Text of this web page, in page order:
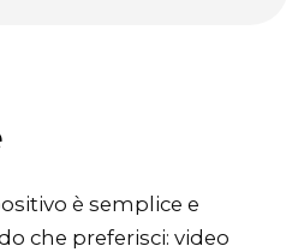
è semplice e
che preferisci: video